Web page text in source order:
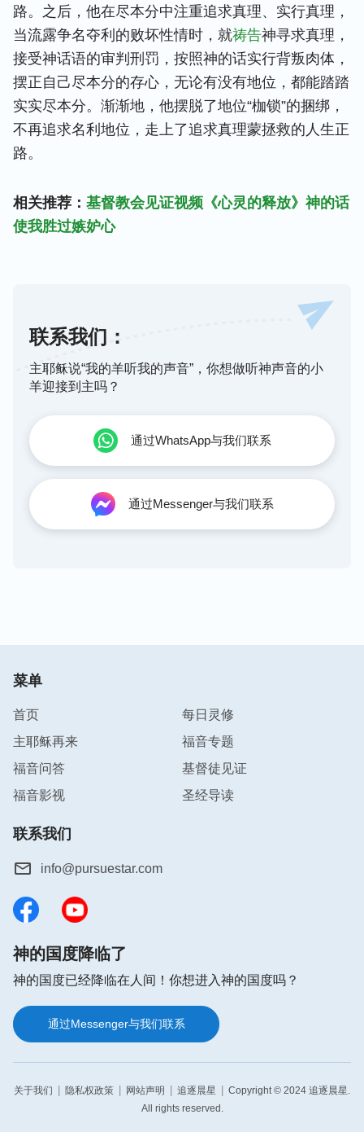
路。之后，他在尽本分中注重追求真理、实行真理，
当流露争名夺利的败坏性情时，就祷告神寻求真理，
接受神话语的审判刑罚，按照神的话实行背叛肉体，
摆正自己尽本分的存心，无论有没有地位，都能踏踏
实实尽本分。渐渐地，他摆脱了地位“枷锁”的捆绑，
不再追求名利地位，走上了追求真理蒙拯救的人生正
路。
相关推荐： 基督教会见证视频《心灵的释放》神的话
使我胜过嫉妒心
联系我们：
主耶稣说“我的羊听我的声音”，你想做听神声音的小
羊迎接到主吗？
通过WhatsApp与我们联系
通过Messenger与我们联系
菜单
首页
每日灵修
主耶稣再来
福音专题
福音问答
基督徒见证
福音影视
圣经导读
联系我们
info@pursuestar.com
神的国度降临了
神的国度已经降临在人间！你想进入神的国度吗？
通过Messenger与我们联系
关于我们 隐私权政策 网站声明 追逐晨星
Copyright © 2024 追逐晨星.
All rights reserved.